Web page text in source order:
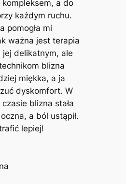
a do
każdym ruchu.
pomogła mi
ważna jest terapia
jej delikatnym, ale
blizna
miękka, a ja
dyskomfort. W
blizna stała
a ból ustąpił.
lepiej!